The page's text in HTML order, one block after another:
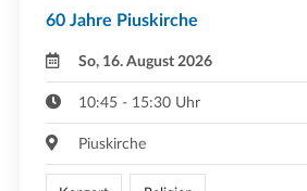
60 Jahre Piuskirche
So, 16. August 2026
10:45 - 15:30 Uhr
Piuskirche